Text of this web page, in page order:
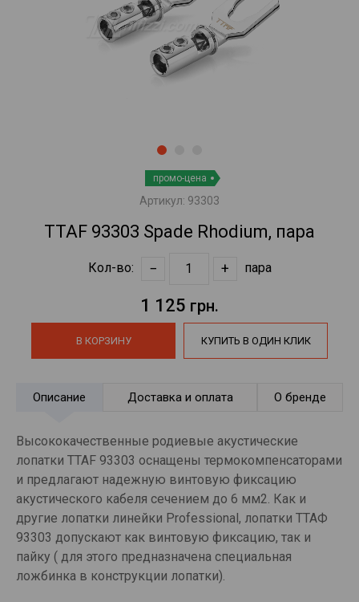
промо-цена
Артикул: 93303
TTAF 93303 Spade Rhodium, пара
Кол-во: − + пара
1 125 грн.
В КОРЗИНУ КУПИТЬ В ОДИН КЛИК
Описание Доставка и оплата О бренде
Высококачественные родиевые акустические
лопатки TTAF 93303 оснащены термокомпенсаторами
и предлагают надежную винтовую фиксацию
акустического кабеля сечением до 6 мм2. Как и
другие лопатки линейки Professional, лопатки ТТАФ
93303 допускают как винтовую фиксацию, так и
пайку ( для этого предназначена специальная
ложбинка в конструкции лопатки).